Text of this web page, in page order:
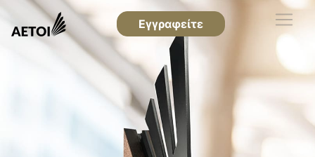
Εγγραφείτε